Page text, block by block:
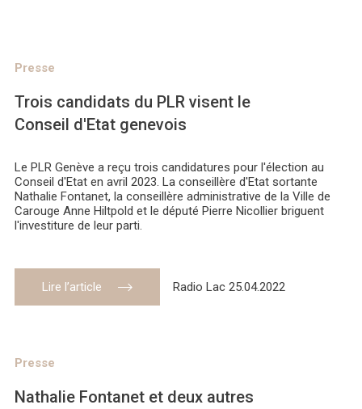
Presse
Trois candidats du PLR visent le
Conseil d'Etat genevois
Le PLR Genève a reçu trois candidatures pour l'élection au
Conseil d'Etat en avril 2023. La conseillère d'Etat sortante
Nathalie Fontanet, la conseillère administrative de la Ville de
Carouge Anne Hiltpold et le député Pierre Nicollier briguent
l'investiture de leur parti.
Lire l’article Radio Lac 25.04.2022
Presse
Nathalie Fontanet et deux autres